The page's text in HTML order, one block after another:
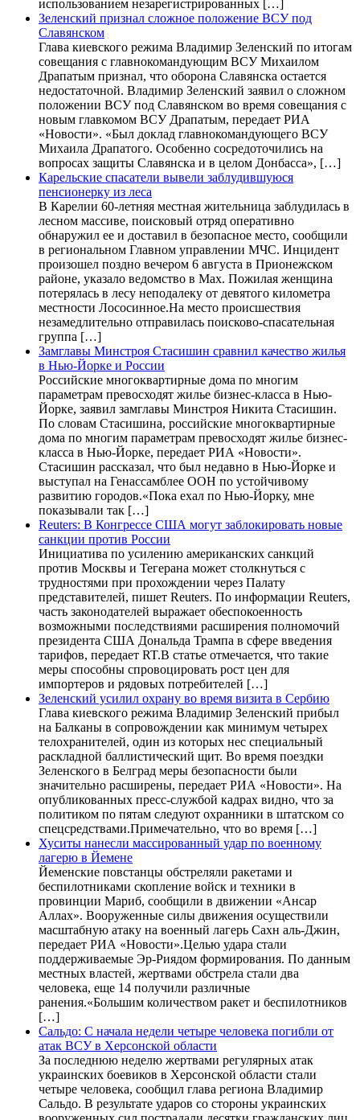
использованием незарегистрированных […]
Зеленский признал сложное положение ВСУ под
Славянском
Глава киевского режима Владимир Зеленский по итогам
совещания с главнокомандующим ВСУ Михаилом
Драпатым признал, что оборона Славянска остается
недостаточной. Владимир Зеленский заявил о сложном
положении ВСУ под Славянском во время совещания с
новым главкомом ВСУ Драпатым, передает РИА
«Новости». «Был доклад главнокомандующего ВСУ
Михаила Драпатого. Особенно сосредоточились на
вопросах защиты Славянска и в целом Донбасса», […]
Карельские спасатели вывели заблудившуюся
пенсионерку из леса
В Карелии 60-летняя местная жительница заблудилась в
лесном массиве, поисковый отряд оперативно
обнаружил ее и доставил в безопасное место, сообщили
в региональном Главном управлении МЧС. Инцидент
произошел поздно вечером 6 августа в Прионежском
районе, указало ведомство в Max. Пожилая женщина
потерялась в лесу неподалеку от девятого километра
местности Лососинное.На место происшествия
незамедлительно отправилась поисково-спасательная
группа […]
Замглавы Минстроя Стасишин сравнил качество жилья
в Нью-Йорке и России
Российские многоквартирные дома по многим
параметрам превосходят жилье бизнес-класса в Нью-
Йорке, заявил замглавы Минстроя Никита Стасишин.
По словам Стасишина, российские многоквартирные
дома по многим параметрам превосходят жилье бизнес-
класса в Нью-Йорке, передает РИА «Новости».
Стасишин рассказал, что был недавно в Нью-Йорке и
выступал на Генассамблее ООН по устойчивому
развитию городов.«Пока ехал по Нью-Йорку, мне
показывали так […]
Reuters: В Конгрессе США могут заблокировать новые
санкции против России
Инициатива по усилению американских санкций
против Москвы и Тегерана может столкнуться с
трудностями при прохождении через Палату
представителей, пишет Reuters. По информации Reuters,
часть законодателей выражает обеспокоенность
возможными последствиями расширения полномочий
президента США Дональда Трампа в сфере введения
тарифов, передает RT.В статье отмечается, что такие
меры способны спровоцировать рост цен для
импортеров и рядовых потребителей […]
Зеленский усилил охрану во время визита в Сербию
Глава киевского режима Владимир Зеленский прибыл
на Балканы в сопровождении как минимум четырех
телохранителей, один из которых нес специальный
раскладной баллистический щит. Во время поездки
Зеленского в Белград меры безопасности были
значительно расширены, передает РИА «Новости». На
опубликованных пресс-службой кадрах видно, что за
политиком по пятам следуют охранники в штатском со
спецсредствами.Примечательно, что во время […]
Хуситы нанесли массированный удар по военному
лагерю в Йемене
Йеменские повстанцы обстреляли ракетами и
беспилотниками скопление войск и техники в
провинции Мариб, сообщили в движении «Ансар
Аллах». Вооруженные силы движения осуществили
масштабную атаку на военный лагерь Сахн аль-Джин,
передает РИА «Новости».Целью удара стали
поддерживаемые Эр-Риядом формирования. По данным
местных властей, жертвами обстрела стали два
человека, еще 14 получили различные
ранения.«Большим количеством ракет и беспилотников
[…]
Сальдо: С начала недели четыре человека погибли от
атак ВСУ в Херсонской области
За последнюю неделю жертвами регулярных атак
украинских боевиков в Херсонской области стали
четыре человека, сообщил глава региона Владимир
Сальдо. В результате ударов со стороны украинских